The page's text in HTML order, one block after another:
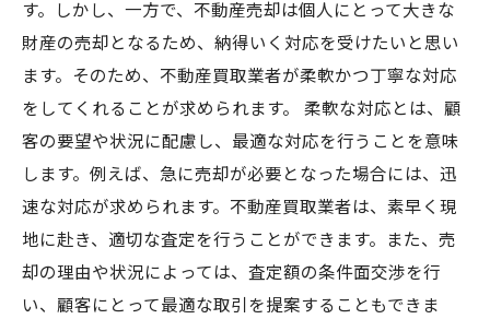
す。しかし、一方で、不動産売却は個人にとって大きな
財産の売却となるため、納得いく対応を受けたいと思い
ます。そのため、不動産買取業者が柔軟かつ丁寧な対応
をしてくれることが求められます。 柔軟な対応とは、顧
客の要望や状況に配慮し、最適な対応を行うことを意味
します。例えば、急に売却が必要となった場合には、迅
速な対応が求められます。不動産買取業者は、素早く現
地に赴き、適切な査定を行うことができます。また、売
却の理由や状況によっては、査定額の条件面交渉を行
い、顧客にとって最適な取引を提案することもできま